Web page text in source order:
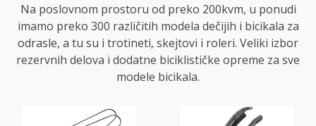
Na poslovnom prostoru od preko 200kvm, u ponudi
imamo preko 300 različitih modela dečijih i bicikala za
odrasle, a tu su i trotineti, skejtovi i roleri. Veliki izbor
rezervnih delova i dodatne biciklističke opreme za sve
modele bicikala.